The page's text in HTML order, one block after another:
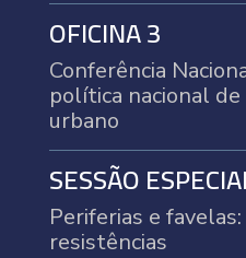
OFICINA 3
Conferência
política nacional
urbano
SESSÃO
Periferias e favelas:
resistências